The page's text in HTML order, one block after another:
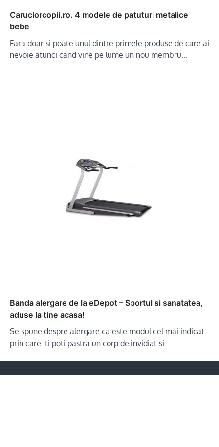
Caruciorcopii.ro. 4 modele de patuturi metalice
bebe
Fara doar si poate unul dintre primele produse de care ai
nevoie atunci cand vine pe lume un nou membru…
Banda alergare de la eDepot – Sportul si sanatatea,
aduse la tine acasa!
Se spune despre alergare ca este modul cel mai indicat
prin care iti poti pastra un corp de invidiat si…